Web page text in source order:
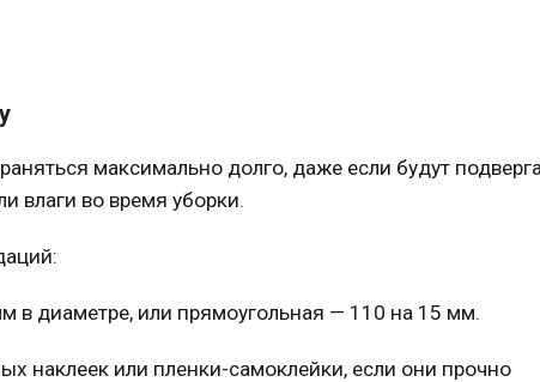
максимально долго, даже если будут
влаги во время уборки.
в диаметре, или прямоугольная — 110 на 15 мм.
наклеек или пленки-самоклейки, если они прочно